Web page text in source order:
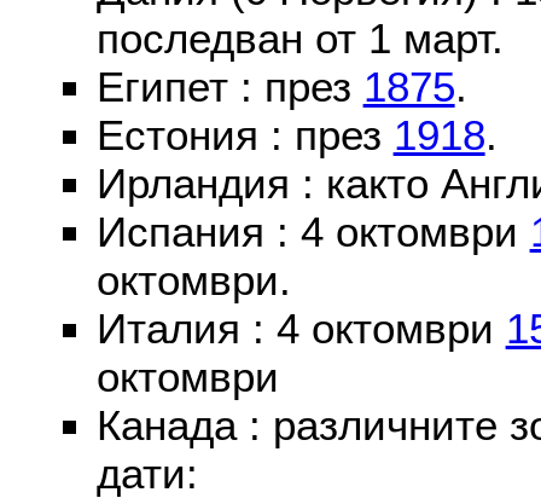
последван от 1 март.
Египет : през 1875.
Естония : през 1918.
Ирландия : както
Испания : 4 октомври
октомври.
Италия : 4 октомври
октомври
Канада : различните
дати: